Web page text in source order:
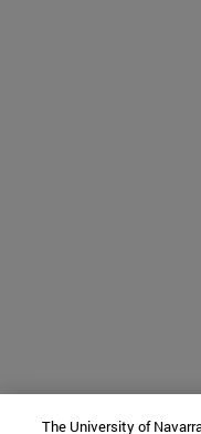
The University of